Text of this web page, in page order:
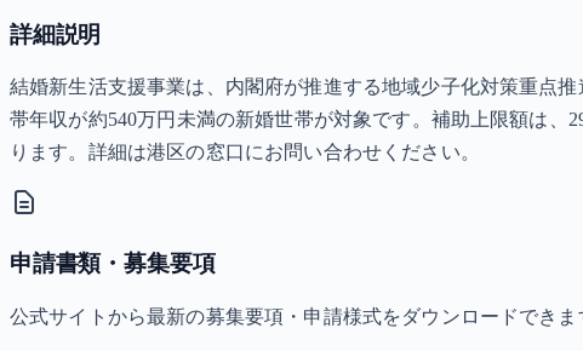
詳細説明
結婚新生活支援事業は、内閣府が推進する地域少子化対策重点
帯年収が約540万円未満の新婚世帯が対象です。補助上限額は
ります。詳細は港区の窓口にお問い合わせください。
申請書類・募集要項
公式サイトから最新の募集要項・申請様式をダウンロードできま